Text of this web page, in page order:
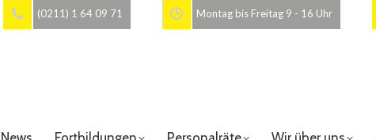
(0211) 1 64 09 71 Montag bis Freitag 9 - 16 Uhr